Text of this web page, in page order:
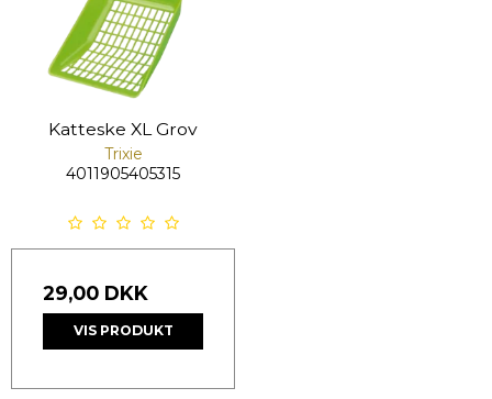
Katteske XL Grov
Trixie
4011905405315
29,00 DKK
VIS PRODUKT